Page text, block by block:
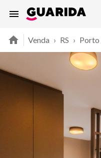
Venda › RS › Porto